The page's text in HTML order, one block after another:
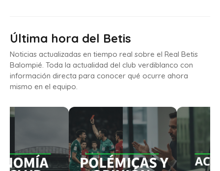
Última hora del Betis
Noticias actualizadas en tiempo real sobre el Real Betis
Balompié. Toda la actualidad del club verdiblanco con
información directa para conocer qué ocurre ahora
mismo en el equipo.